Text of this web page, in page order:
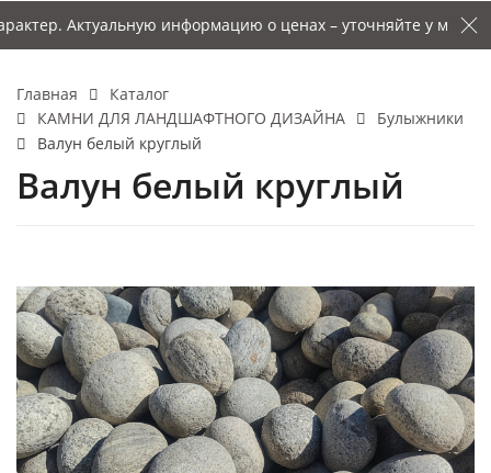
информацию о ценах – уточняйте у менеджера.
Главная
Каталог
КАМНИ ДЛЯ ЛАНДШАФТНОГО ДИЗАЙНА
Булыжники
Валун белый круглый
Валун белый круглый